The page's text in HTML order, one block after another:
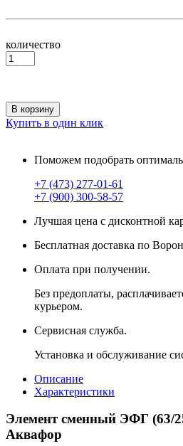
количество
В корзину
Купить в один клик
Поможем подобрать
+7 (473) 277-01-61
+7 (900) 300-58-57
Лучшая цена с дисконтной
Бесплатная доставка по
Оплата при получении.
Без предоплаты,
курьером.
Сервисная служба.
Установка и обслуживание
Описание
Характеристики
Элемент сменный ЭФГ (63/
Аквафор